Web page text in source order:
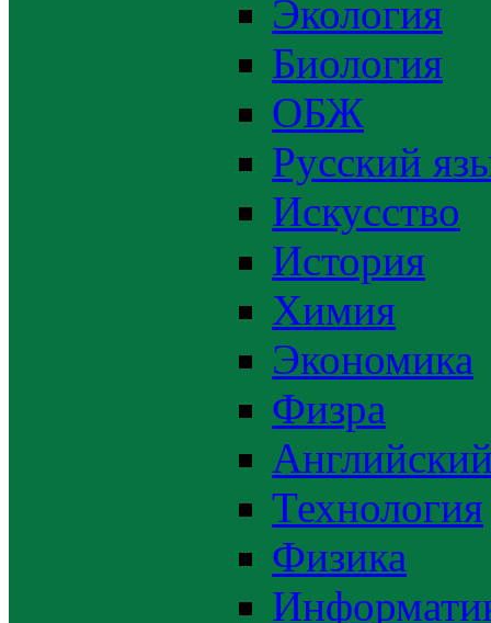
Экология
Биология
ОБЖ
Русский
Искусство
История
Химия
Экономика
Физра
Технология
Физика